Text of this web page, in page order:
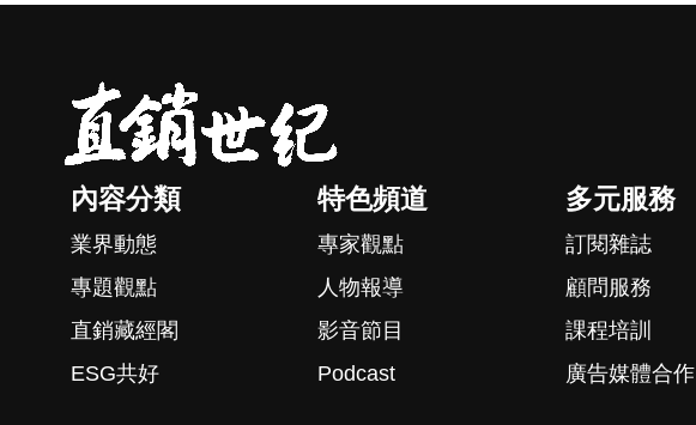
內容分類
業界動態
專題觀點
直銷藏經閣
ESG共好
特色頻道
專家觀點
人物報導
影音節目
Podcast
多元服務
訂閱雜誌
顧問服務
課程培訓
廣告媒體合作